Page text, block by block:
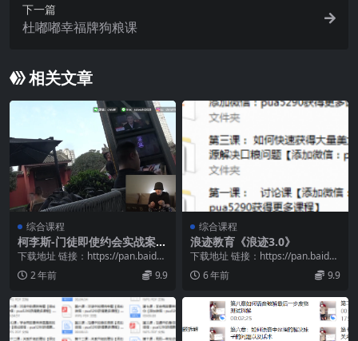
下一篇
杜嘟嘟幸福牌狗粮课
相关文章
综合课程
柯李斯-门徒即使约会实战案例
讲解
下载地址 链接：https://pan.baidu.
com/s/1cdqm80G...
2 年前 9.9
综合课程
浪迹教育《浪迹3.0》
下载地址 链接：https://pan.baidu.
com/s/18JuPIpf...
6 年前 9.9